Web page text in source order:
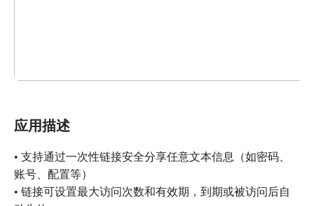
应用描述
• 支持通过一次性链接安全分享任意文本信息（如密码、
账号、配置等）
• 链接可设置最大访问次数和有效期，到期或被访问后自